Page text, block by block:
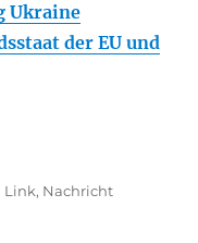
Ukraine
der EU und
Categories
Link, Nachricht